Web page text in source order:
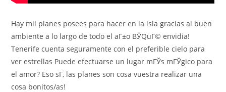
Hay mil planes posees para hacer en la isla gracias al buen
ambiente a lo largo de todo el aГ±o ВЎQuГ© envidia!
Tenerife cuenta seguramente con el preferible cielo para
ver estrellas Puede efectuarse un lugar mГЎs mГЎgico para
el amor? Eso sГ­, las planes son cosa vuestra realizar una
cosa bonitos/as!